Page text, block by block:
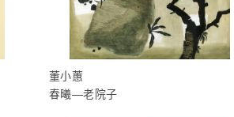
董小蕙
春曦—老院子